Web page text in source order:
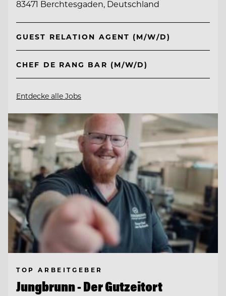
83471 Berchtesgaden, Deutschland
GUEST RELATION AGENT (M/W/D)
CHEF DE RANG BAR (M/W/D)
Entdecke alle Jobs
TOP ARBEITGEBER
Jungbrunn - Der Gutzeitort